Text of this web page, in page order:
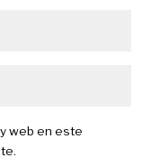
web en este